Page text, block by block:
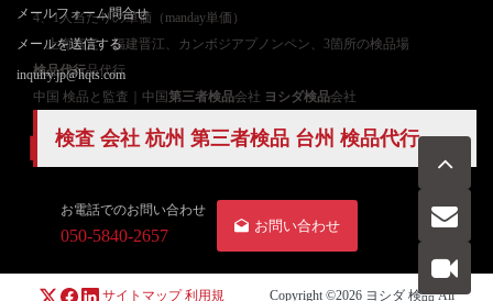
4、1人当たりの単価（manday単価）
上海嘉定、福建晋江、カンボジアプノンペン、3箇所の検品場
検品代行品代行
中国 検品と監査｜中国第三者検品会社 ヨシダ検品会社
検査 会社 杭州 第三者検品 台州 検品代行
メールフォーム問合せ
メールを送信する
inquiry.jp@hqts.com
お電話でのお問い合わせ
050-5840-2657
お問い合わせ
サイトマップ 利用規 Copyright ©2026 ヨシダ 検品All